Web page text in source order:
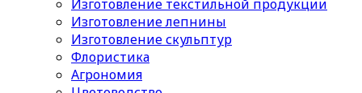
Изготовление текстильной продукции
Изготовление лепнины
Изготовление скульптур
Флористика
Агрономия